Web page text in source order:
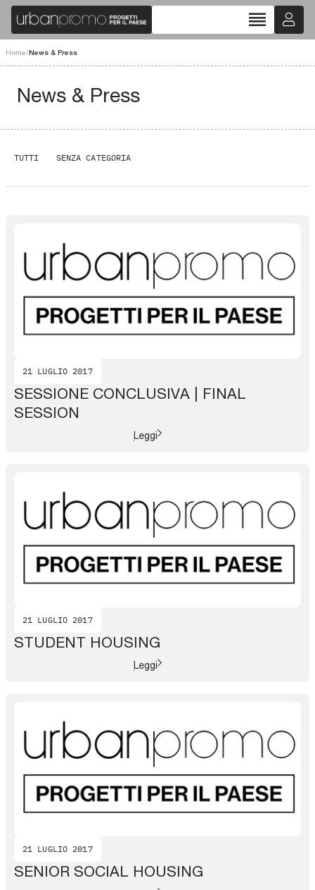
reorder
Home/News & Press
News & Press
TUTTI SENZA CATEGORIA
21 LUGLIO 2017
SESSIONE CONCLUSIVA | FINAL
SESSION
Leggi
21 LUGLIO 2017
STUDENT HOUSING
Leggi
21 LUGLIO 2017
SENIOR SOCIAL HOUSING